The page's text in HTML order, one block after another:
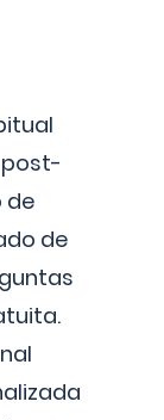
de
de